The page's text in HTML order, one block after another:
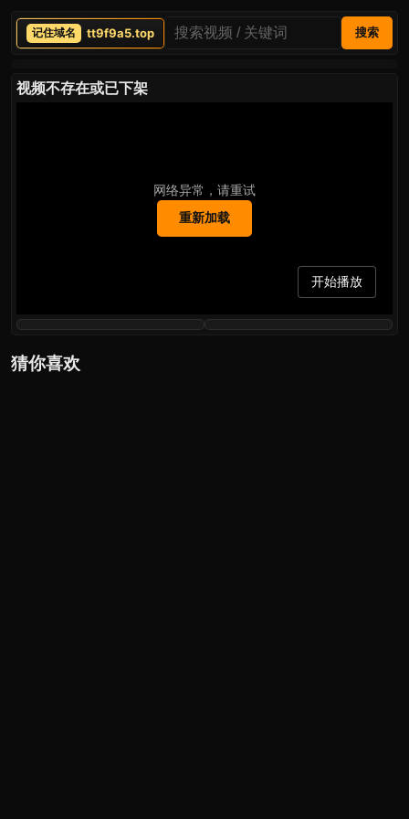
tt9f9a5.top 搜索
视频不存在或已下架
网络异常，请重试
重新加载
开始播放
猜你喜欢